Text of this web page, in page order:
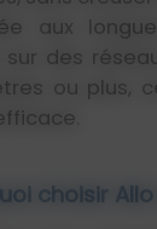
sur des
ou plus,
choisir Allo